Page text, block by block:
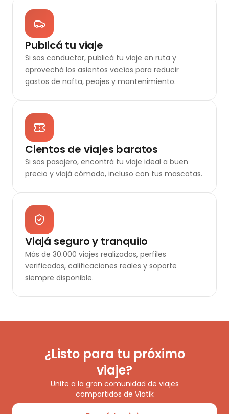
Publicá tu viaje
Si sos conductor, publicá tu viaje en ruta y
aprovechá los asientos vacíos para reducir
gastos de nafta, peajes y mantenimiento.
Cientos de viajes baratos
Si sos pasajero, encontrá tu viaje ideal a buen
precio y viajá cómodo, incluso con tus mascotas.
Viajá seguro y tranquilo
Más de 30.000 viajes realizados, perfiles
verificados, calificaciones reales y soporte
siempre disponible.
¿Listo para tu próximo
viaje?
Unite a la gran comunidad de viajes
compartidos de Viatik